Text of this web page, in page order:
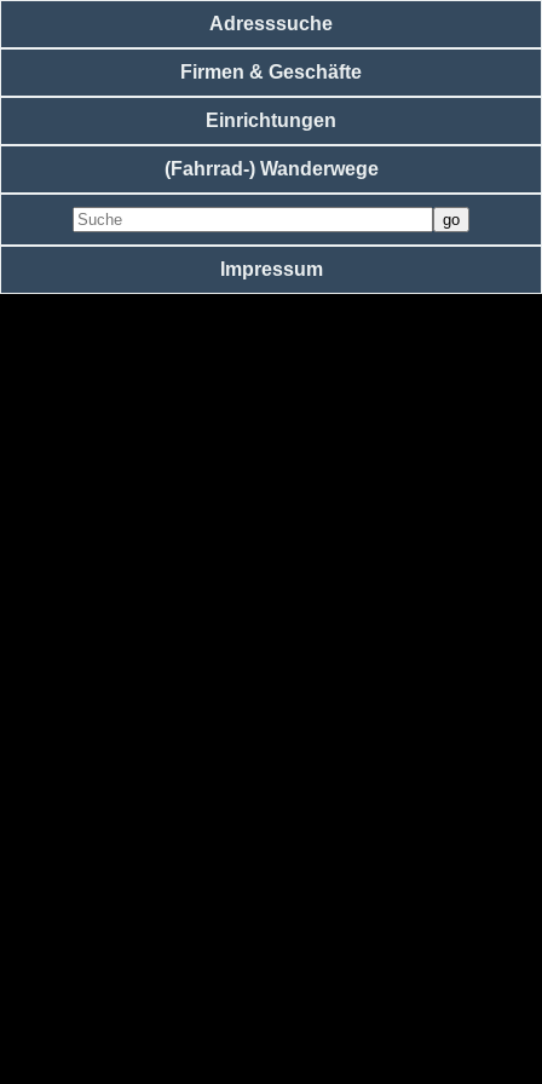
Adresssuche
Firmen & Geschäfte
Einrichtungen
(Fahrrad-) Wanderwege
Impressum